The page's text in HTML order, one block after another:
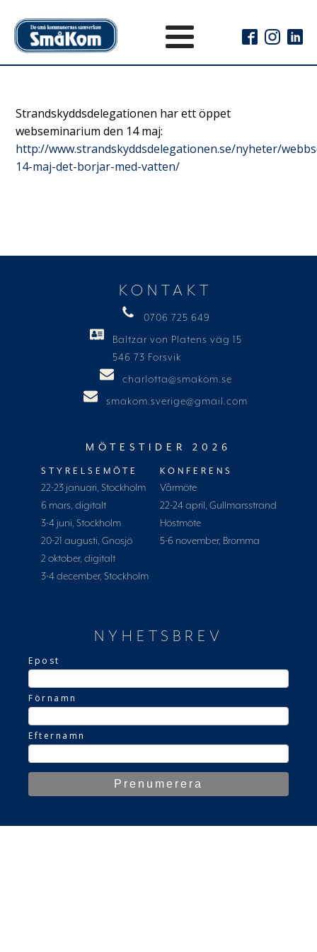
Strandskyddsdelegationen har ett öppet
webseminarium den 14 maj:
http://www.strandskyddsdelegationen.se/nyheter/
14-maj-det-borjar-med-vatten/
KONTAKT
0706 725 649
Baltzar von Platens väg 15
546 73 Forsvik
charlotta@smakom.se
smakom.sverige@gmail.com
MÖTESTIDER 2026
STYRELSEMÖTE
22-23 januari, Stockholm
6 mars, digitalt
3-4 juni, Stockholm
20-21 augusti, Gnosjö
2 oktober, digitalt
3-4 december, Stockholm
KONFERENS
Vårmöte
22-24 april, Gullmarsstrand
Höstmöte
5-6 november, Bromma
NYHETSBREV
Epost
Förnamn
Efternamn